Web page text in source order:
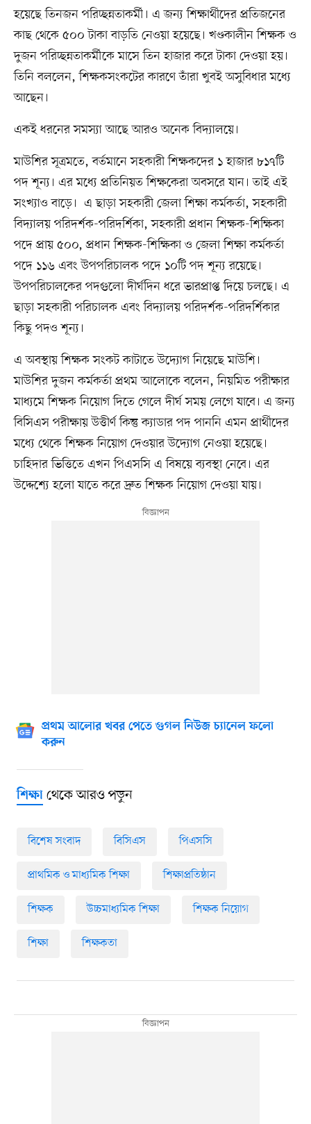
হয়েছে তিনজন পরিচ্ছন্নতাকর্মী। এ জন্য শিক্ষার্থীদের প্রতিজনের
কাছ থেকে ৫০০ টাকা বাড়তি নেওয়া হয়েছে। খণ্ডকালীন শিক্ষক ও
দুজন পরিচ্ছন্নতাকর্মীকে মাসে তিন হাজার করে টাকা দেওয়া হয়।
তিনি বললেন, শিক্ষকসংকটের কারণে তাঁরা খুবই অসুবিধার মধ্যে
আছেন।
একই ধরনের সমস্যা আছে আরও অনেক বিদ্যালয়ে।
মাউশির সূত্রমতে, বর্তমানে সহকারী শিক্ষকদের ১ হাজার ৮১৭টি
পদ শূন্য। এর মধ্যে প্রতিনিয়ত শিক্ষকেরা অবসরে যান। তাই এই
সংখ্যাও বাড়ে। এ ছাড়া সহকারী জেলা শিক্ষা কর্মকর্তা, সহকারী
বিদ্যালয় পরিদর্শক-পরিদর্শিকা, সহকারী প্রধান শিক্ষক-শিক্ষিকা
পদে প্রায় ৫০০, প্রধান শিক্ষক-শিক্ষিকা ও জেলা শিক্ষা কর্মকর্তা
পদে ১১৬ এবং উপপরিচালক পদে ১০টি পদ শূন্য রয়েছে।
উপপরিচালকের পদগুলো দীর্ঘদিন ধরে ভারপ্রাপ্ত দিয়ে চলছে। এ
ছাড়া সহকারী পরিচালক এবং বিদ্যালয় পরিদর্শক-পরিদর্শিকার
কিছু পদও শূন্য।
এ অবস্থায় শিক্ষক সংকট কাটাতে উদ্যোগ নিয়েছে মাউশি।
মাউশির দুজন কর্মকর্তা প্রথম আলোকে বলেন, নিয়মিত পরীক্ষার
মাধ্যমে শিক্ষক নিয়োগ দিতে গেলে দীর্ঘ সময় লেগে যাবে। এ জন্য
বিসিএস পরীক্ষায় উত্তীর্ণ কিন্তু ক্যাডার পদ পাননি এমন প্রার্থীদের
মধ্যে থেকে শিক্ষক নিয়োগ দেওয়ার উদ্যোগ নেওয়া হয়েছে।
চাহিদার ভিত্তিতে এখন পিএসসি এ বিষয়ে ব্যবস্থা নেবে। এর
উদ্দেশ্যে হলো যাতে করে দ্রুত শিক্ষক নিয়োগ দেওয়া যায়।
প্রথম আলোর খবর পেতে গুগল নিউজ চ্যানেল ফলো
করুন
শিক্ষাথেকে আরও পড়ুন
বিশেষ সংবাদ বিসিএস পিএসসি
প্রাথমিক ও মাধ্যমিক শিক্ষা শিক্ষাপ্রতিষ্ঠান
শিক্ষক উচ্চমাধ্যমিক শিক্ষা শিক্ষক নিয়োগ
শিক্ষা শিক্ষকতা